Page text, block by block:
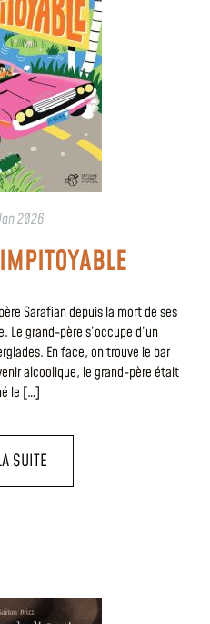
2026
Sarafian depuis la mort de ses
Le grand-père s’occupe d’un
En face, on trouve le bar
alcoolique, le grand-père était
le […]
SUITE